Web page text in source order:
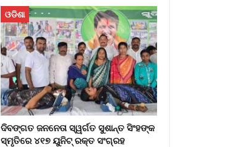
ଓଡିଶା
ଦିବଙ୍ଗତ ଜନନେତା ସ୍ୱର୍ଗତ ସୁଶାନ୍ତ ସିଂହଙ୍କ
ସ୍ମୃତିରେ ୪୧୭ ୟୁନିଟ୍ ରକ୍ତ ସଂଗ୍ରହ